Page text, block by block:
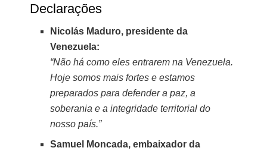
Declarações
Nicolás Maduro, presidente da
Venezuela:
“Não há como eles entrarem na Venezuela.
Hoje somos mais fortes e estamos
preparados para defender a paz, a
soberania e a integridade territorial do
nosso país.”
Samuel Moncada, embaixador da